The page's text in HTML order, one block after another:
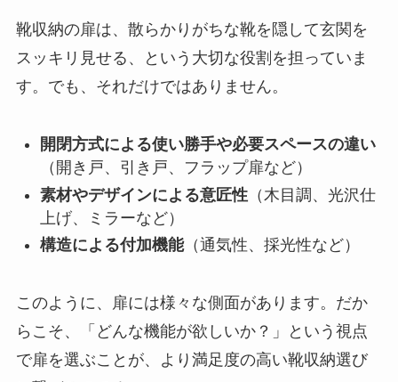
靴収納の扉は、散らかりがちな靴を隠して玄関を
スッキリ見せる、という大切な役割を担っていま
す。でも、それだけではありません。
開閉方式による使い勝手や必要スペースの違い
（開き戸、引き戸、フラップ扉など）
素材やデザインによる意匠性（木目調、光沢仕
上げ、ミラーなど）
構造による付加機能（通気性、採光性など）
このように、扉には様々な側面があります。だか
らこそ、「どんな機能が欲しいか？」という視点
で扉を選ぶことが、より満足度の高い靴収納選び